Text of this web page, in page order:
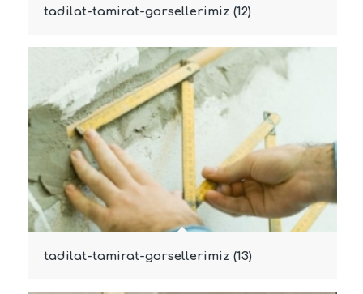
tadilat-tamirat-gorsellerimiz (12)
tadilat-tamirat-gorsellerimiz (13)